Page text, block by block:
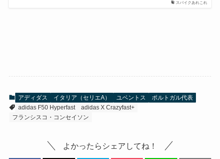
スパイクあれこれ
アディダス イタリア（セリエA） ユベントス
ポルトガル代表
adidas F50 Hyperfast
adidas X Crazyfast+
フランシスコ・コンセイソン
よかったらシェアしてね！